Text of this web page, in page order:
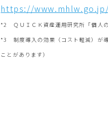
https://
*2 ＱＵＩＣＫ資産運用研究所「個人
*3 制度導入の効果（コスト軽減）が
ことがあります）